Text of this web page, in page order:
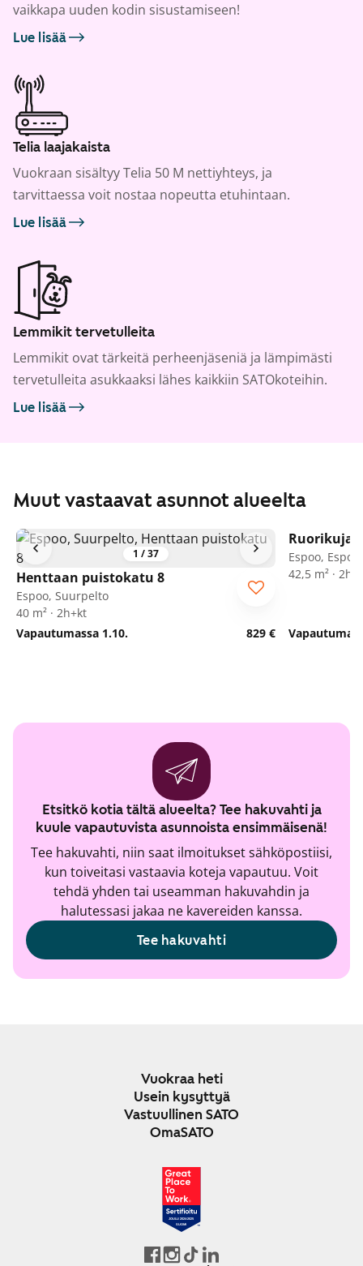
vaikkapa uuden kodin sisustamiseen!
Lue lisää
Telia laajakaista
Vuokraan sisältyy Telia 50 M nettiyhteys, ja
tarvittaessa voit nostaa nopeutta etuhintaan.
Lue lisää
Lemmikit tervetulleita
Lemmikit ovat tärkeitä perheenjäseniä ja lämpimästi
tervetulleita asukkaaksi lähes kaikkiin SATOkoteihin.
Lue lisää
Muut vastaavat asunnot alueelta
1 /37
Henttaan puistokatu 8
Espoo, Suurpelto
40 m² · 2h+kt
Vapautumassa 1.10.
829 €
Ruorikuja 4
Espoo,
42,5 m² ·
Etsitkö kotia tältä alueelta? Tee hakuvahti ja
kuule vapautuvista asunnoista ensimmäisenä!
Tee hakuvahti, niin saat ilmoitukset sähköpostiisi,
kun toiveitasi vastaavia koteja vapautuu. Voit
tehdä yhden tai useamman hakuvahdin ja
halutessasi jakaa ne kavereiden kanssa.
Tee hakuvahti
Vuokraa heti
Usein kysyttyä
Vastuullinen SATO
OmaSATO
JOULU 2024-2025
SUOMI